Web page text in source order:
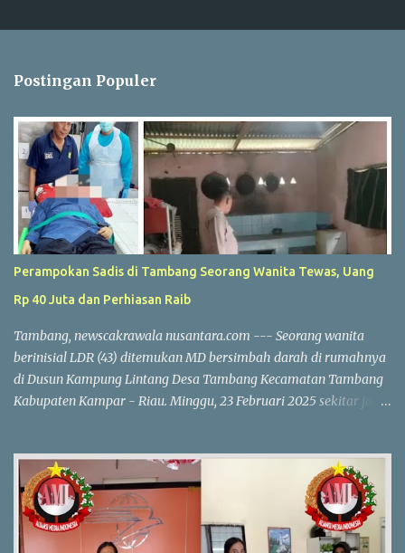
Postingan Populer
Perampokan Sadis di Tambang Seorang Wanita Tewas, Uang
Rp 40 Juta dan Perhiasan Raib
Tambang, newscakrawala nusantara.com --- Seorang wanita
berinisial LDR (43) ditemukan MD bersimbah darah di rumahnya
di Dusun Kampung Lintang Desa Tambang Kecamatan Tambang
Kabupaten Kampar - Riau. Minggu, 23 Februari 2025 sekitar jam
hilang. Kapolres Kampar AKBP Ronald Sumaja mengungkapkan
bahwa korban pertama kali ditemukan oleh anaknya R (17). Saat
itu R melihat pintu belakang rumah dalam kondisi terbuka dan
langsung masuk bersama saksi lain. "Mereka menemukan korban